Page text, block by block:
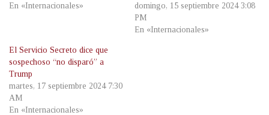
En «Internacionales»
domingo, 15 septiembre 2024 3:08
PM
En «Internacionales»
El Servicio Secreto dice que
sospechoso “no disparó” a
Trump
martes, 17 septiembre 2024 7:30
AM
En «Internacionales»